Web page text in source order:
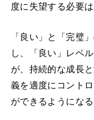
度に失望する必要は
「良い」と「完璧
し、「良い」レベ
が、持続的な成長
義を適度にコント
ができるようになる